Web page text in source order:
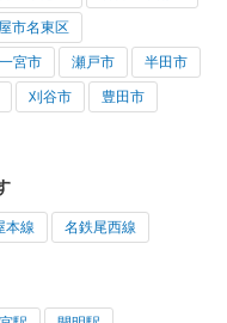
市名東区
一宮市 瀬戸市 半田市
刈谷市 豊田市
本線 名鉄尾西線